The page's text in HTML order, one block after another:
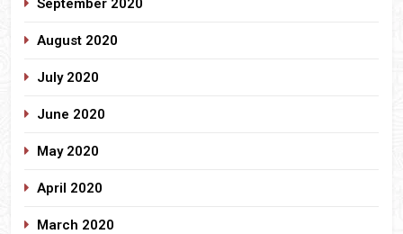
September 2020
August 2020
July 2020
June 2020
May 2020
April 2020
March 2020